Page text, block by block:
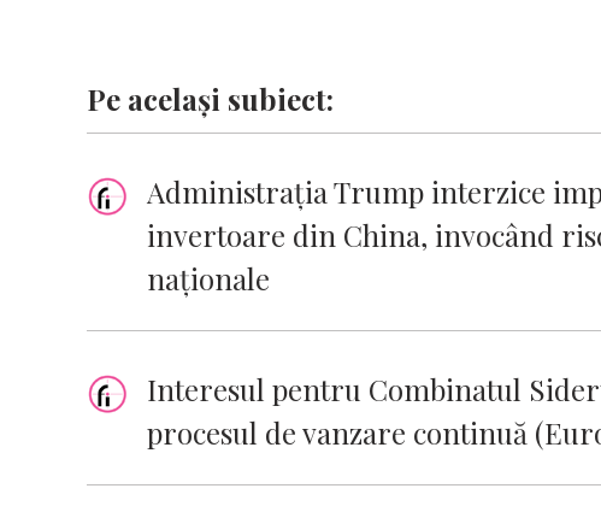
Pe același subiect:
Administrația Trump interzice
invertoare din China, invocând
naționale
Interesul pentru Combinatul
procesul de vanzare continuă